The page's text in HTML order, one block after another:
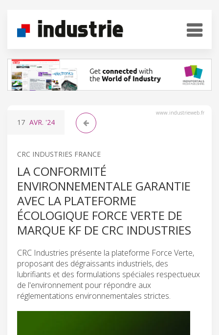
www.industrieweb.fr
17 AVR. '24
CRC INDUSTRIES FRANCE
LA CONFORMITÉ
ENVIRONNEMENTALE GARANTIE
AVEC LA PLATEFORME
ÉCOLOGIQUE FORCE VERTE DE
MARQUE KF DE CRC INDUSTRIES
CRC Industries présente la plateforme Force Verte,
proposant des dégraissants industriels, des
lubrifiants et des formulations spéciales respectueux
de l'environnement pour répondre aux
réglementations environnementales strictes.